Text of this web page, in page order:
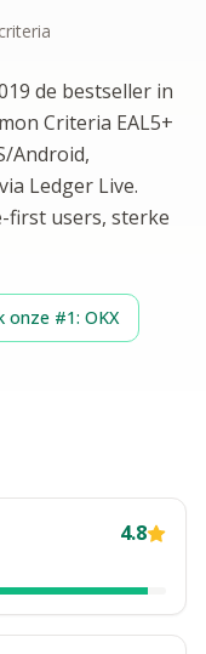
de bestseller in
Criteria EAL5+
Android,
Ledger Live.
first users, sterke
onze #1: OKX
4.8